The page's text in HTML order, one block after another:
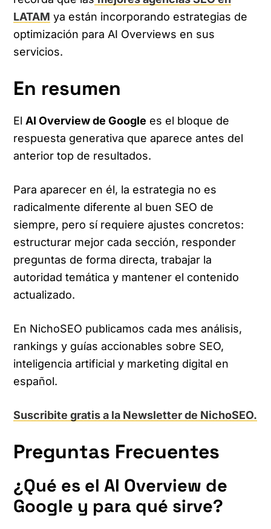
LATAM ya están incorporando estrategias de
optimización para AI Overviews en sus
servicios.
En resumen
El AI Overview de Google es el bloque de
respuesta generativa que aparece antes del
anterior top de resultados.
Para aparecer en él, la estrategia no es
radicalmente diferente al buen SEO de
siempre, pero sí requiere ajustes concretos:
estructurar mejor cada sección, responder
preguntas de forma directa, trabajar la
autoridad temática y mantener el contenido
actualizado.
En NichoSEO publicamos cada mes análisis,
rankings y guías accionables sobre SEO,
inteligencia artificial y marketing digital en
español.
Suscribite gratis a la Newsletter de NichoSEO.
Preguntas Frecuentes
¿Qué es el AI Overview de
Google y para qué sirve?